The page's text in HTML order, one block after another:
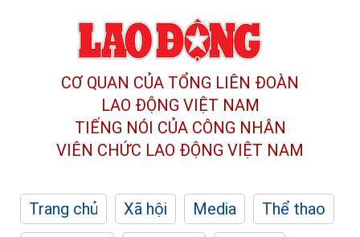
CƠ QUAN CỦA TỔNG LIÊN ĐOÀN
LAO ĐỘNG VIỆT NAM
TIẾNG NÓI CỦA CÔNG NHÂN
VIÊN CHỨC LAO ĐỘNG VIỆT NAM
Trang chủ Xã hội Media
Thể thao